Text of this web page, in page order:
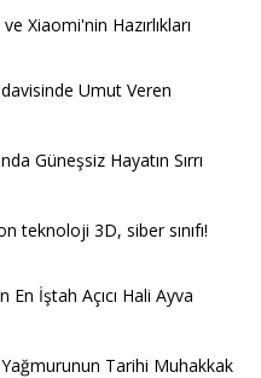
Xiaomi'nin Hazırlıkları
Umut Veren
Güneşsiz Hayatın Sırrı
teknoloji 3D, siber sınıfı!
En İştah Açıcı Hali Ayva
Tarihi Muhakkak